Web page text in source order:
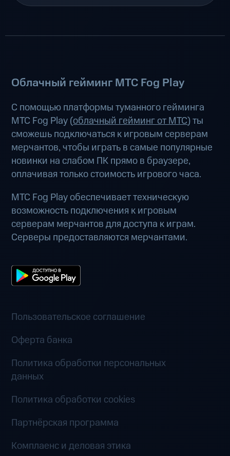
Облачный гейминг МТС Fog Play
С помощью платформы туманного гейминга
МТС Fog Play (облачный гейминг от МТС) ты
сможешь подключаться к игровым серверам
мерчантов, чтобы играть в самые популярные
новинки на слабом ПК прямо в браузере,
оплачивая только стоимость игрового часа.
МТС Fog Play обеспечивает техническую
возможность подключения к игровым
серверам мерчантов для доступа к играм.
Серверы предоставляются мерчантами.
Пользовательское соглашение
Оферта банка
Политика обработки персональных
данных
Политика обработки cookies
Партнёрская программа
Комплаенс и деловая этика